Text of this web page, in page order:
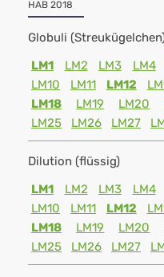
HAB 2018
Globuli
LM1
LM2 LM3 LM4
LM10
LM11 LM12
LM18
LM19 LM20
LM25
LM26 LM27
Dilution (flüssig)
LM1
LM2 LM3 LM4
LM10
LM11 LM12
LM18
LM19 LM20
LM25
LM26 LM27